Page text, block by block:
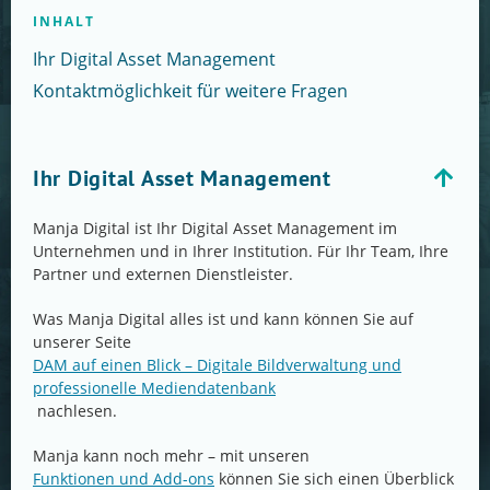
INHALT
Ihr Digital Asset Management
Kontaktmöglichkeit für weitere Fragen
Ihr Digital Asset Management
Manja Digital ist Ihr Digital Asset Management im
Unternehmen und in Ihrer Institution. Für Ihr Team, Ihre
Partner und externen Dienstleister.
Was Manja Digital alles ist und kann können Sie auf
unserer Seite
DAM auf einen Blick – Digitale Bildverwaltung und
professionelle Mediendatenbank
nachlesen.
Manja kann noch mehr – mit unseren
Funktionen und Add-ons können Sie sich einen Überblick